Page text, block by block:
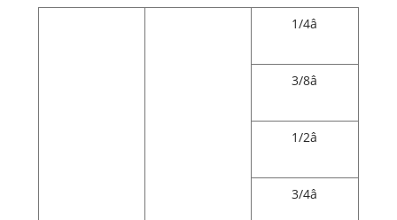
1/4â
3/8â
1/2â
3/4â